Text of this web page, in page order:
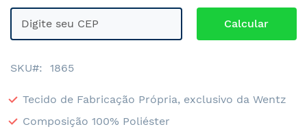
SKU 1865
Tecido de Fabricação Própria, exclusivo da Wentz
Composição 100% Poliéster